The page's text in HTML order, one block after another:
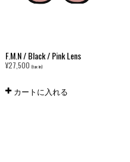
F.M.N / Black / Pink Lens
¥27,500 (tax in)
カートに入れる